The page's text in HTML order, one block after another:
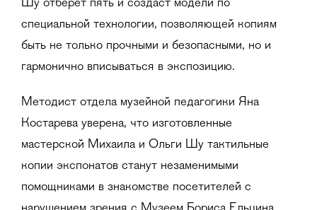
Шу отберёт пять и создаст модели по
специальной технологии, позволяющей копиям
быть не только прочными и безопасными, но и
гармонично вписываться в экспозицию.
Методист отдела музейной педагогики Яна
Костарева уверена, что изготовленные
мастерской Михаила и Ольги Шу тактильные
копии экспонатов станут незаменимыми
помощниками в знакомстве посетителей с